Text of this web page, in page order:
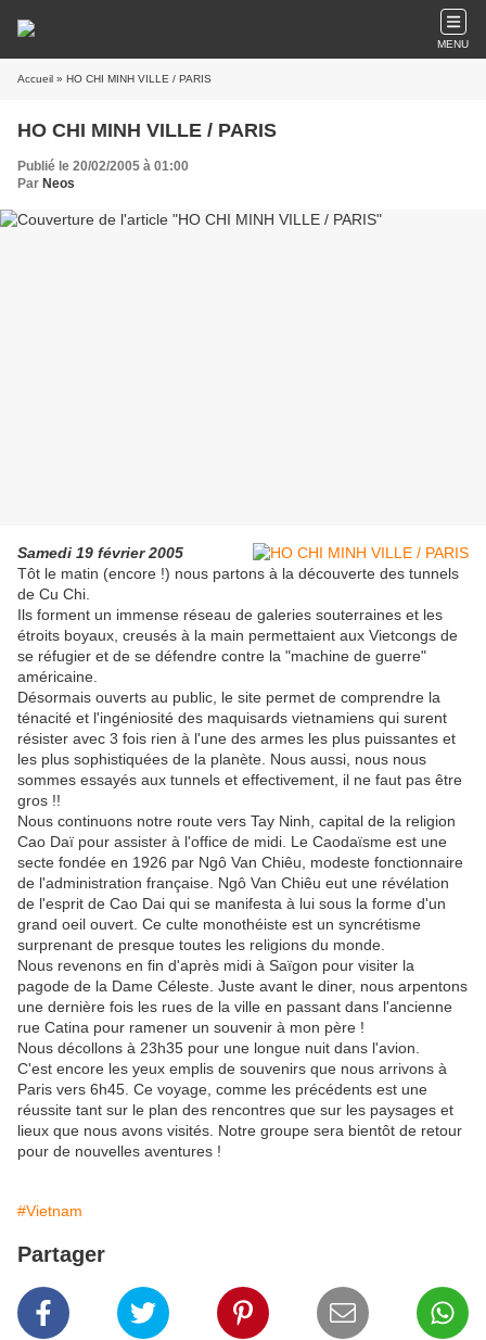
MENU
Accueil » HO CHI MINH VILLE / PARIS
HO CHI MINH VILLE / PARIS
Publié le 20/02/2005 à 01:00
Par Neos
Samedi 19 février 2005
Tôt le matin (encore !) nous partons à la découverte des tunnels
de Cu Chi.
Ils forment un immense réseau de galeries souterraines et les
étroits boyaux, creusés à la main permettaient aux Vietcongs de
se réfugier et de se défendre contre la "machine de guerre"
américaine.
Désormais ouverts au public, le site permet de comprendre la
ténacité et l'ingéniosité des maquisards vietnamiens qui surent
résister avec 3 fois rien à l'une des armes les plus puissantes et
les plus sophistiquées de la planète. Nous aussi, nous nous
sommes essayés aux tunnels et effectivement, il ne faut pas être
gros !!
Nous continuons notre route vers Tay Ninh, capital de la religion
Cao Daï pour assister à l'office de midi. Le Caodaïsme est une
secte fondée en 1926 par Ngô Van Chiêu, modeste fonctionnaire
de l'administration française. Ngô Van Chiêu eut une révélation
de l'esprit de Cao Dai qui se manifesta à lui sous la forme d'un
grand oeil ouvert. Ce culte monothéiste est un syncrétisme
surprenant de presque toutes les religions du monde.
Nous revenons en fin d'après midi à Saïgon pour visiter la
pagode de la Dame Céleste. Juste avant le diner, nous arpentons
une dernière fois les rues de la ville en passant dans l'ancienne
rue Catina pour ramener un souvenir à mon père !
Nous décollons à 23h35 pour une longue nuit dans l'avion.
C'est encore les yeux emplis de souvenirs que nous arrivons à
Paris vers 6h45. Ce voyage, comme les précédents est une
réussite tant sur le plan des rencontres que sur les paysages et
lieux que nous avons visités. Notre groupe sera bientôt de retour
pour de nouvelles aventures !
#Vietnam
Partager